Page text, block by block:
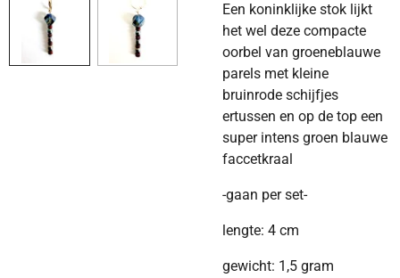
Een koninklijke stok lijkt
het wel deze compacte
oorbel van groeneblauwe
parels met kleine
bruinrode schijfjes
ertussen en op de top een
super intens groen blauwe
faccetkraal
-gaan per set-
lengte: 4 cm
gewicht: 1,5 gram